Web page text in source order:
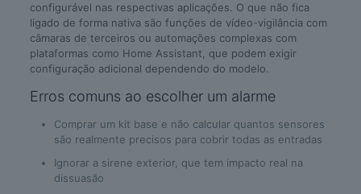
configurável nas respectivas aplicações. O que não fica
ligado de forma nativa são funções de vídeo-vigilância com
câmaras de terceiros ou automações complexas com
plataformas como Home Assistant, que podem exigir
configuração adicional dependendo do modelo.
Erros comuns ao escolher um alarme
Comprar um kit base e não calcular quantos sensores
são realmente precisos para cobrir todas as entradas
Ignorar a sirene exterior, que tem impacto real na
dissuasão